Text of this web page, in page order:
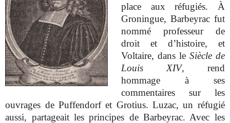
place aux réfugiés. À
Groningue, Barbeyrac fut
nommé professeur de
droit et d’histoire, et
Voltaire, dans le Siècle de
Louis XIV, rend
hommage à ses
commentaires sur les
ouvrages de Puffendorf et Grotius. Luzac, un réfugié
aussi, partageait les principes de Barbeyrac. Avec les